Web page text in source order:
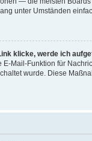
unter Umständen
klicke, werde ich
Mail-Funktion für
wurde. Diese